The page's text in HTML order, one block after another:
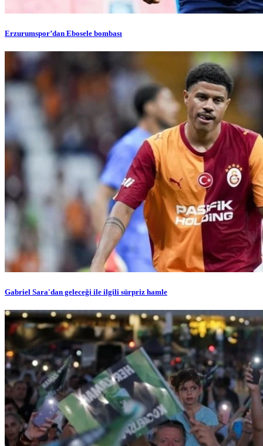
Erzurumspor’dan Ebosele bombası
Gabriel Sara'dan geleceği ile ilgili sürpriz hamle